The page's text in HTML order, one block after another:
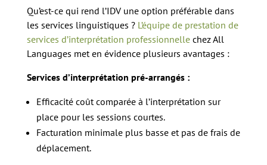
Qu’est-ce qui rend l’IDV une option préférable dans
les services linguistiques ? L’équipe de prestation de
services d’interprétation professionnellechez All
Languages met en évidence plusieurs avantages :
Services d’interprétation pré-arrangés :
Efficacité coût comparée à l’interprétation sur
place pour les sessions courtes.
Facturation minimale plus basse et pas de frais de
déplacement.